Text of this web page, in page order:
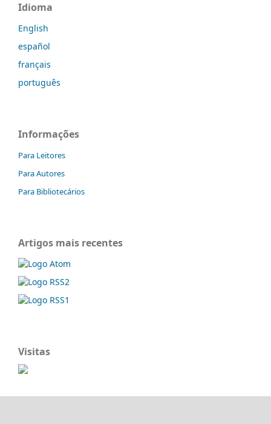
Idioma
English
español
français
português
Informações
Para Leitores
Para Autores
Para Bibliotecários
Artigos mais recentes
Visitas